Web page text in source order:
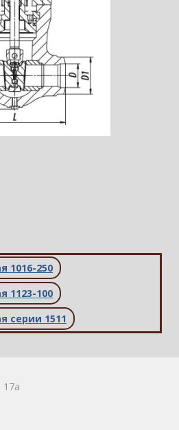
1016-250
1123-100
серии 1511